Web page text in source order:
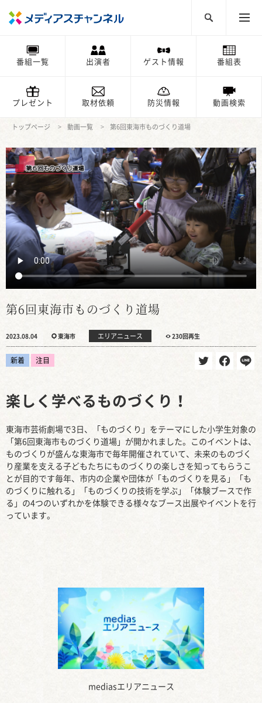
番組一覧 出演者 ゲスト情報 番組表
プレゼント 取材依頼 防災情報 動画検索
トップページ 動画一覧 第6回東海市ものづくり道場
第6回東海市ものづくり道場
2023.08.04 東海市 エリアニュース 230回再生
新着 注目
mediasエリアニュース
楽しく学べるものづくり！
東海市芸術劇場で3日、「ものづくり」をテーマにした小学生対象の
「第6回東海市ものづくり道場」が開かれました。このイベントは、
ものづくりが盛んな東海市で毎年開催されていて、未来のものづく
り産業を支える子どもたちにものづくりの楽しさを知ってもらうこ
とが目的です毎年、市内の企業や団体が「ものづくりを見る」「も
のづくりに触れる」「ものづくりの技術を学ぶ」「体験ブースで作
る」の4つのいずれかを体験できる様々なブース出展やイベントを行
っています。